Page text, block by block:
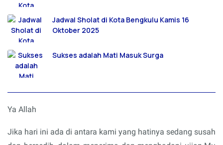
Jadwal Sholat di Kota Bengkulu Kamis 16
Oktober 2025
Sukses adalah Mati Masuk Surga
Ya Allah
Jika hari ini ada di antara kami yang hatinya sedang susah